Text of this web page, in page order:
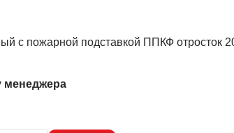
с пожарной подставкой ППКФ отросток
менеджера